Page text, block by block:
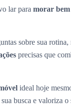
lar para morar bem
sobre sua rotina,
precisas que
ideal hoje
busca e valoriza o